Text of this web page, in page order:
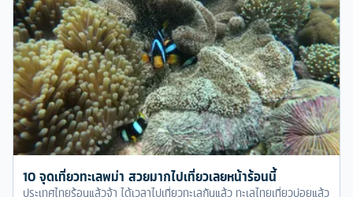
10 จุดเที่ยวทะเลพม่า สวยมากไปเที่ยวเลยหน้าร้อนนี้
ประเทศไทยร้อนแล้วจ้า ได้เวลาไปเที่ยวทะเลกันแล้ว ทะเลไทยเที่ยวบ่อยแล้ว